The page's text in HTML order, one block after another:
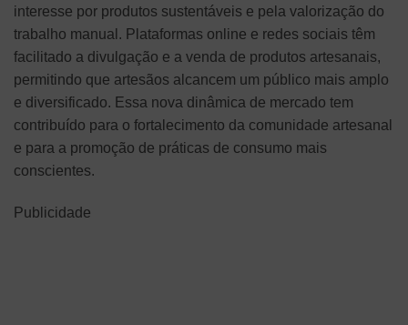
interesse por produtos sustentáveis e pela valorização do
trabalho manual. Plataformas online e redes sociais têm
facilitado a divulgação e a venda de produtos artesanais,
permitindo que artesãos alcancem um público mais amplo
e diversificado. Essa nova dinâmica de mercado tem
contribuído para o fortalecimento da comunidade artesanal
e para a promoção de práticas de consumo mais
conscientes.
Publicidade